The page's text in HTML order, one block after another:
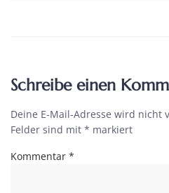
Schreibe einen
Deine E-Mail-Adresse wird nicht
Felder sind mit * markiert
Kommentar *